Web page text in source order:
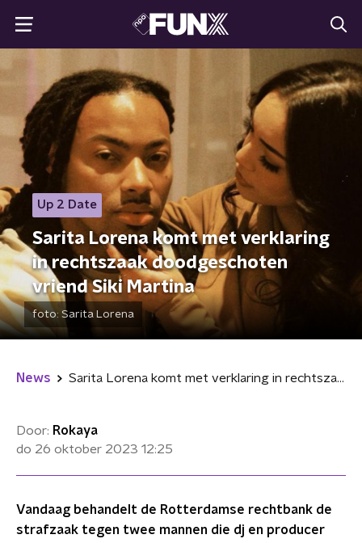
Up 2 Date
Sarita Lorena komt met verklaring
in rechtszaak doodgeschoten
vriend Siki Martina
foto: Sarita Lorena
News Sarita Lorena komt met verklaring in rechtszaak doodgeschoten vriend Siki Martina
Door: Rokaya
do 26 oktober 2023 12:25
Vandaag behandelt de Rotterdamse rechtbank de
strafzaak tegen twee mannen die dj en producer